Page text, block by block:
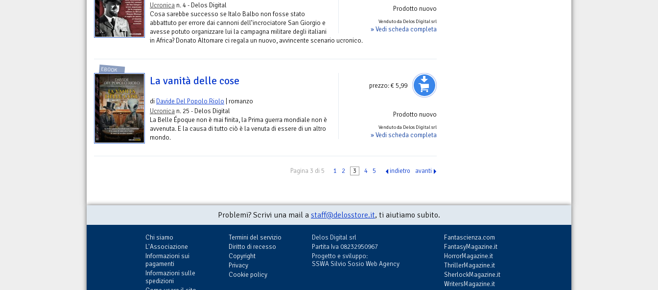
Prodotto nuovo
Venduto da Delos Digital srl
» Vedi scheda completa
Ucronica n. 4 - Delos Digital
Cosa sarebbe successo se Italo Balbo non fosse stato
abbattuto per errore dai cannoni dell’incrociatore San Giorgio e
avesse potuto organizzare lui la campagna militare degli italiani
in Africa? Donato Altomare ci regala un nuovo, avvincente scenario ucronico.
prezzo:€ 5,99
Prodotto nuovo
Venduto da Delos Digital srl
» Vedi scheda completa
EBOOK
La vanità delle cose
di Davide Del Popolo Riolo | romanzo
Ucronica n. 25 - Delos Digital
La Belle Époque non è mai finita, la Prima guerra mondiale non è
avvenuta. E la causa di tutto ciò è la venuta di essere di un altro
mondo.
Pagina 3 di 5 1 2 3 4 5 indietro avanti
Problemi? Scrivi una mail a staff@delosstore.it, ti aiutiamo subito.
Chi siamo
L'Associazione
Informazioni sui
pagamenti
Informazioni sulle
spedizioni
Termini del servizio
Diritto di recesso
Copyright
Privacy
Cookie policy
Delos Digital srl
Partita Iva 08232950967
Progetto e sviluppo:
SSWA Silvio Sosio Web Agency
Fantascienza.com
FantasyMagazine.it
HorrorMagazine.it
ThrillerMagazine.it
SherlockMagazine.it
WritersMagazine.it